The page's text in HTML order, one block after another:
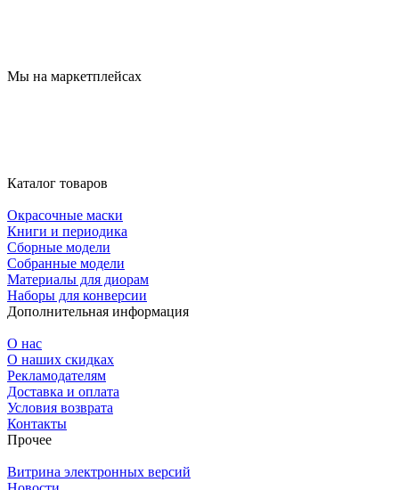
Мы на маркетплейсах
Каталог товаров
Окрасочные маски
Книги и периодика
Сборные модели
Собранные модели
Материалы для диорам
Наборы для конверсии
Дополнительная информация
О нас
О наших скидках
Рекламодателям
Доставка и оплата
Условия возврата
Контакты
Прочее
Витрина электронных версий